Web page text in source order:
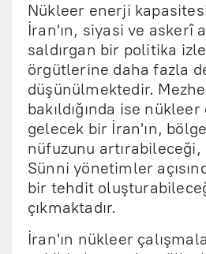
Nükleer enerji
İran'ın, siyasi ve askerî
saldırgan bir politika
örgütlerine daha fazla
düşünülmektedir.
bakıldığında ise
gelecek bir İran'ın,
nüfuzunu artırabileceği,
Sünni yönetimler
bir tehdit
çıkmaktadır.
İran'ın nükleer